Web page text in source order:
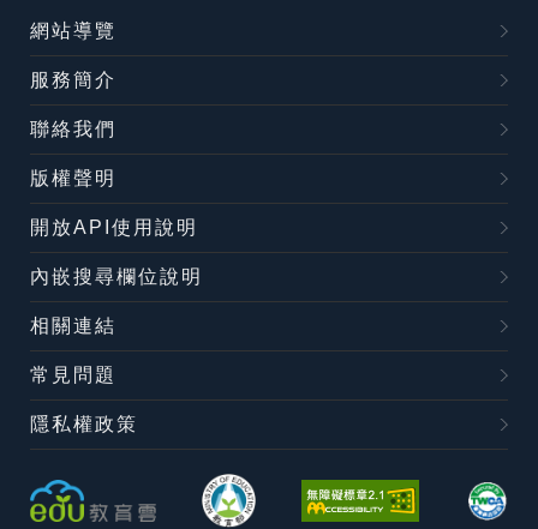
網站導覽
服務簡介
聯絡我們
版權聲明
開放API使用說明
內嵌搜尋欄位說明
相關連結
常見問題
隱私權政策